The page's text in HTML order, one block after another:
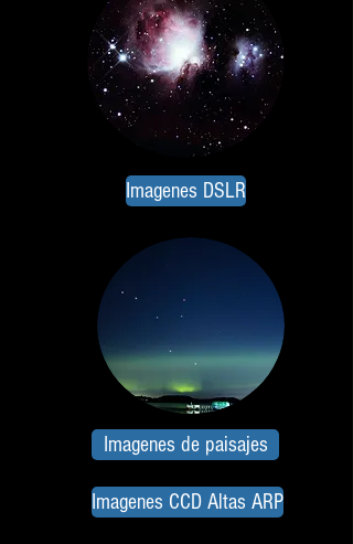
Imagenes DSLR
Imagenes de paisajes
Imagenes CCD Altas ARP